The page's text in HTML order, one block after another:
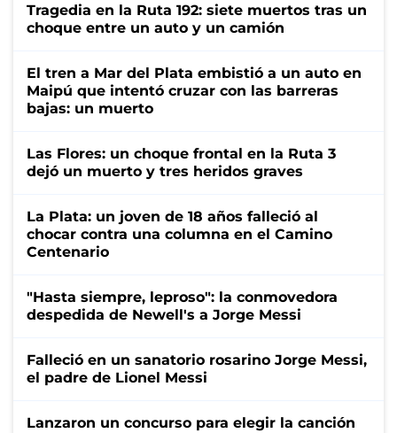
Tragedia en la Ruta 192: siete muertos tras un
choque entre un auto y un camión
El tren a Mar del Plata embistió a un auto en
Maipú que intentó cruzar con las barreras
bajas: un muerto
Las Flores: un choque frontal en la Ruta 3
dejó un muerto y tres heridos graves
La Plata: un joven de 18 años falleció al
chocar contra una columna en el Camino
Centenario
"Hasta siempre, leproso": la conmovedora
despedida de Newell's a Jorge Messi
Falleció en un sanatorio rosarino Jorge Messi,
el padre de Lionel Messi
Lanzaron un concurso para elegir la canción